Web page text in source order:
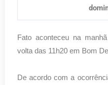
Fato aconteceu na
volta das 11h20 em Bom
De acordo com a